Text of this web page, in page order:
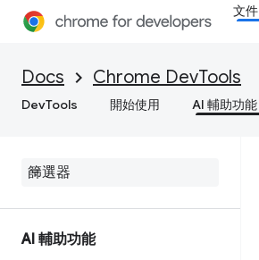
文件
Docs Chrome DevTools
DevTools 開始使用 AI 輔助功能
AI 輔助功能